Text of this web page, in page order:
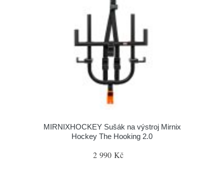
MIRNIXHOCKEY Sušák na výstroj Mirnix
Hockey The Hooking 2.0
2 990 Kč